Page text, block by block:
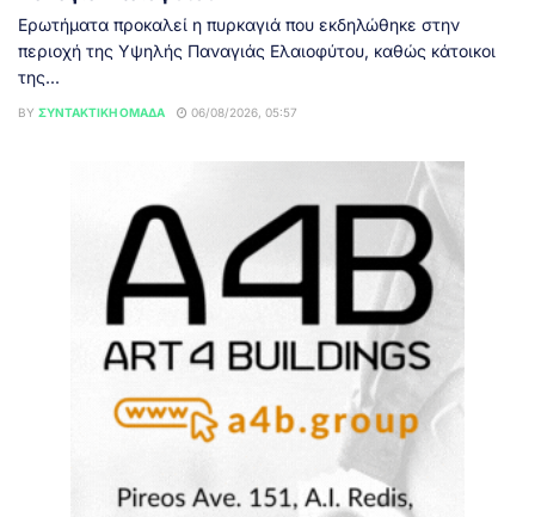
Ερωτήματα προκαλεί η πυρκαγιά που εκδηλώθηκε στην
περιοχή της Υψηλής Παναγιάς Ελαιοφύτου, καθώς κάτοικοι
της...
BY ΣΥΝΤΑΚΤΙΚΉ ΟΜΆΔΑ 06/08/2026, 05:57